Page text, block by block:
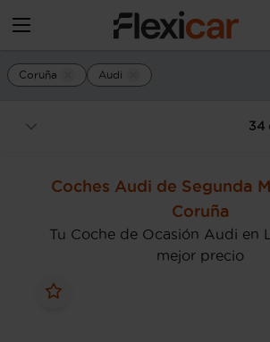
Coruña Audi
34
Coches Audi de Segunda
Coruña
Tu Coche de Ocasión Audi en
mejor precio